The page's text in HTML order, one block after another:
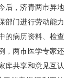
后，济青两市异地
部门进行劳动能力
的病历资料、检查
，两市医学专家还
库共享和意见互认